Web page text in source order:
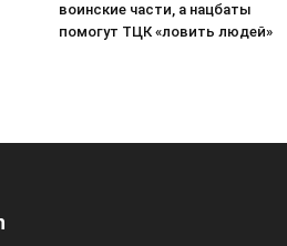
воинские части, а нацбаты
помогут ТЦК «ловить людей»